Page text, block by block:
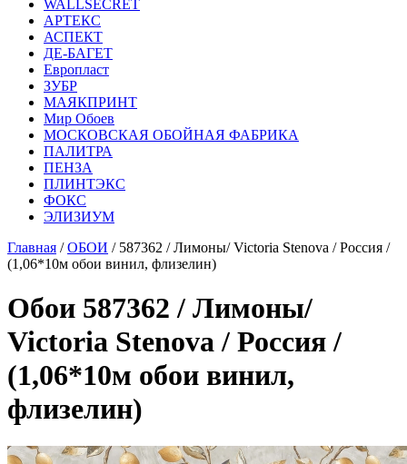
WALLSECRET
АРТЕКС
АСПЕКТ
ДЕ-БАГЕТ
Европласт
ЗУБР
МАЯКПРИНТ
Мир Обоев
МОСКОВСКАЯ ОБОЙНАЯ ФАБРИКА
ПАЛИТРА
ПЕНЗА
ПЛИНТЭКС
ФОКС
ЭЛИЗИУМ
Главная /ОБОИ / 587362 / Лимоны/ Victoria Stenova / Россия /
(1,06*10м обои винил, флизелин)
Обои 587362 / Лимоны/
Victoria Stenova / Россия /
(1,06*10м обои винил,
флизелин)